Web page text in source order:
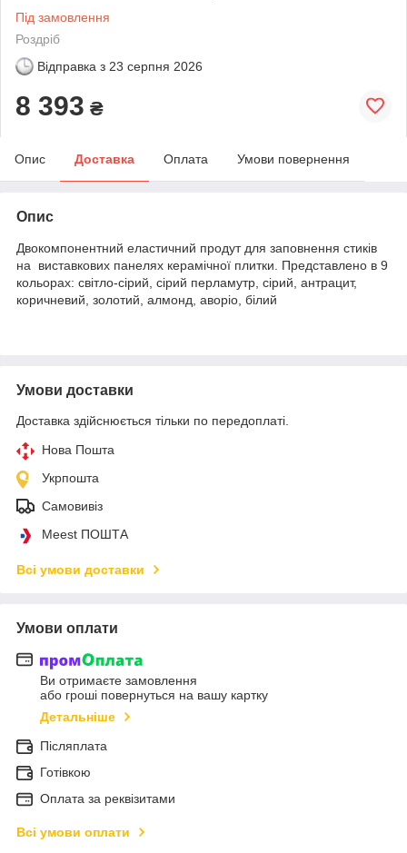
Під замовлення
Роздріб
Відправка з 23 серпня 2026
8 393 ₴
Опис Доставка Оплата Умови повернення
Опис
Двокомпонентний еластичний продут для заповнення стиків
на виставкових панелях керамічної плитки. Представлено в 9
кольорах: світло-сірий, сірий перламутр, сірий, антрацит,
коричневий, золотий, алмонд, аворіо, білий
Умови доставки
Доставка здійснюється тільки по передоплаті.
Нова Пошта
Укрпошта
Самовивіз
Meest ПОШТА
Всі умови доставки
Умови оплати
Ви отримаєте замовлення
або гроші повернуться на вашу картку
Детальніше
Післяплата
Готівкою
Оплата за реквізитами
Всі умови оплати